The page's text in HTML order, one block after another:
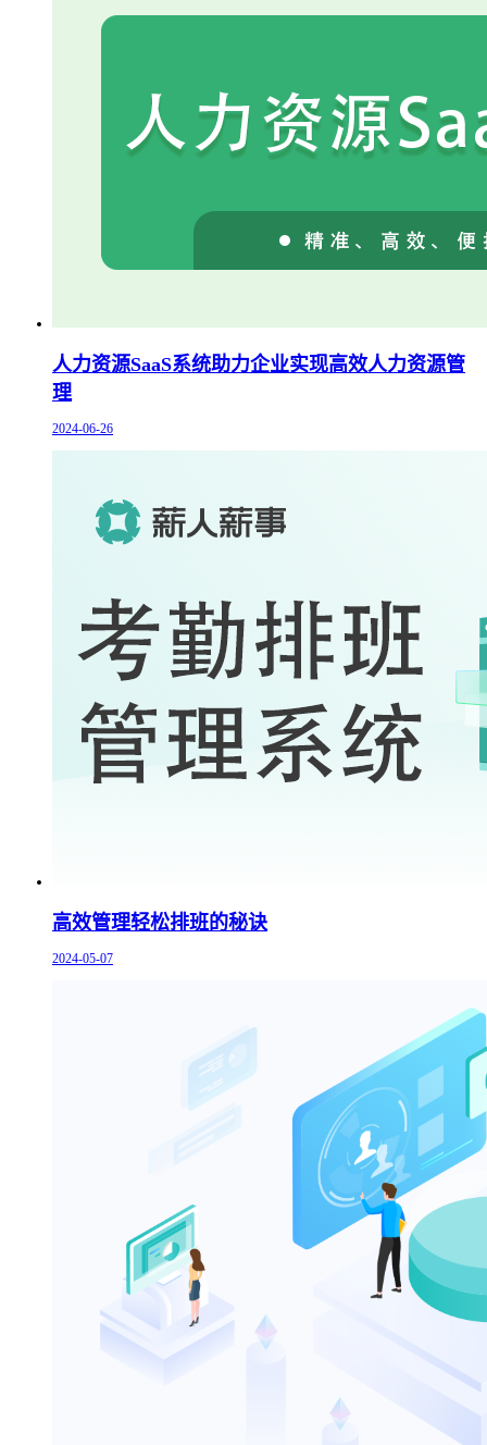
人力资源SaaS系统助力企业实现高效人力资源管
理
2024-06-26
高效管理轻松排班的秘诀
2024-05-07